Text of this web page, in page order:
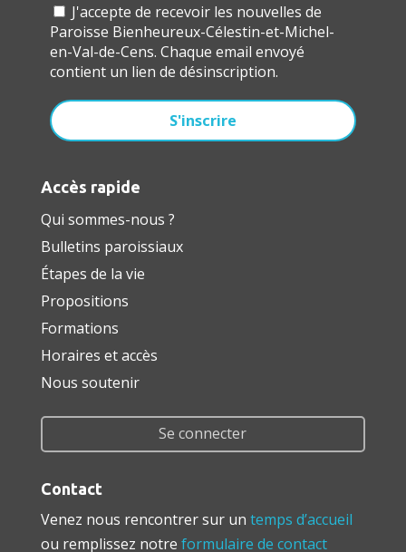
J'accepte de recevoir les nouvelles de
Paroisse Bienheureux-Célestin-et-Michel-
en-Val-de-Cens. Chaque email envoyé
contient un lien de désinscription.
Accès rapide
Qui sommes-nous ?
Bulletins paroissiaux
Étapes de la vie
Propositions
Formations
Horaires et accès
Nous soutenir
Se connecter
Contact
Venez nous rencontrer sur un temps d’accueil
ou remplissez notre formulaire de contact